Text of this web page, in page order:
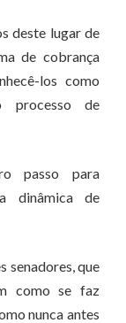
deste lugar de
de cobrança
los como
processo de
passo para
dinâmica de
senadores, que
como se faz
nunca antes